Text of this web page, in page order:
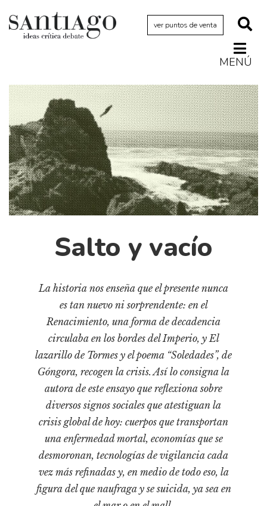
ver puntos de venta
MENÚ
Actualidad
Archivo Cenfoto-UDP
Arquetipos de situación
Artes visuales
Ciencia
Cine y televisión
Ciudad
Diccionario portátil de la literatura chilena
Fragmentos
Gran reserva
Historia material de los libros
Lagunas mentales
Libros usados
Medioambiente
Salto y vacío
La historia nos enseña que el presente nunca
es tan nuevo ni sorprendente: en el
Renacimiento, una forma de decadencia
circulaba en los bordes del Imperio, y El
lazarillo de Tormes y el poema “Soledades”, de
Góngora, recogen la crisis. Así lo consigna la
autora de este ensayo que reflexiona sobre
diversos signos sociales que atestiguan la
crisis global de hoy: cuerpos que transportan
una enfermedad mortal, economías que se
desmoronan, tecnologías de vigilancia cada
vez más refinadas y, en medio de todo eso, la
figura del que naufraga y se suicida, ya sea en